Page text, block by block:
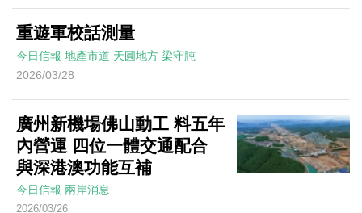
重遊軍校話測量
今日信報 地產市道 天圓地方 梁守肫
2026/03/28
廣州新機場佛山動工 料五年
內營運 四位一體交通配合
與深港澳功能互補
今日信報 兩岸消息
2026/03/26